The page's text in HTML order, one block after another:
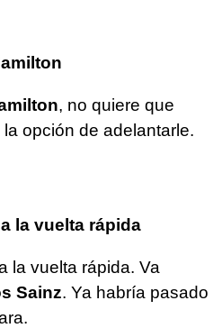
, no quiere que
la opción de adelantarle.
la vuelta rápida
la vuelta rápida. Va
Sainz. Ya habría pasado